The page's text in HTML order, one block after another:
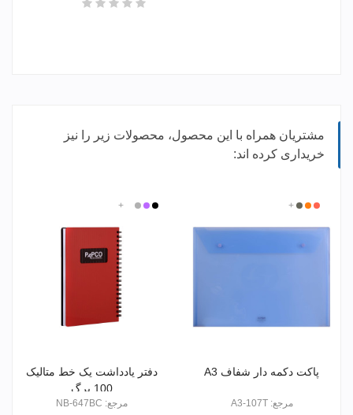
مشتریان همراه با این محصول، محصولات زیر را نیز
خریداری کرده اند:
بیقرمزنارنجی
دودی
+
پاکت دکمه دار شفاف A3
مرجع: A3-107T
مشکی
بنفشنقره سفید
+
دفتر یادداشت یک خط متالیک
100 برگ
مرجع: NB-647BC